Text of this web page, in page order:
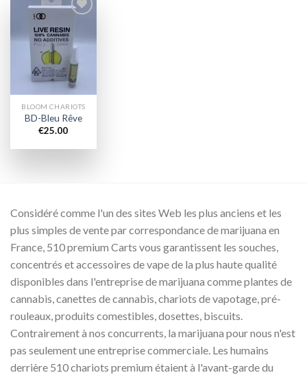
Add to
BLOOM CHARIOTS
BD-Bleu Rêve
€25.00
Considéré comme l'un des sites Web les plus anciens et les
plus simples de vente par correspondance de marijuana en
France, 510 premium Carts vous garantissent les souches,
concentrés et accessoires de vape de la plus haute qualité
disponibles dans l'entreprise de marijuana comme plantes de
cannabis, canettes de cannabis, chariots de vapotage, pré-
rouleaux, produits comestibles, dosettes, biscuits.
Contrairement à nos concurrents, la marijuana pour nous n'est
pas seulement une entreprise commerciale. Les humains
derrière 510 chariots premium étaient à l'avant-garde du